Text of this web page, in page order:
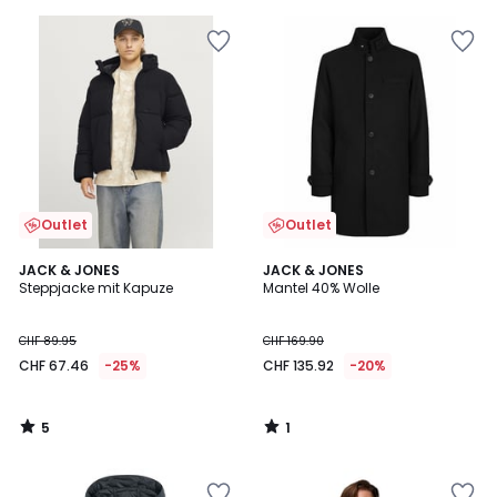
Outlet
JACK & JONES
Steppjacke mit Kapuze
CHF 89.95
CHF 67.46 -25%
5
/
5
/
Outlet
JACK & JONES
Mantel 40% Wolle
CHF 169.90
CHF 135.92 -20%
1
/
1
/